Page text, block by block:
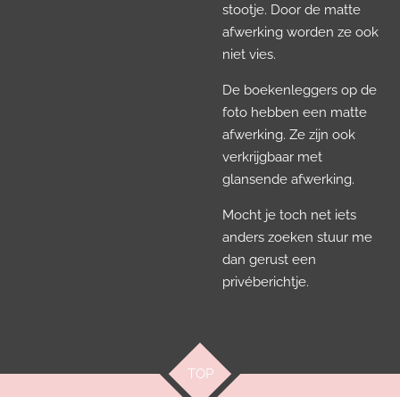
stootje. Door de matte
afwerking worden ze ook
niet vies.
De boekenleggers op de
foto hebben een matte
afwerking. Ze zijn ook
verkrijgbaar met
glansende afwerking.
Mocht je toch net iets
anders zoeken stuur me
dan gerust een
privéberichtje.
TOP